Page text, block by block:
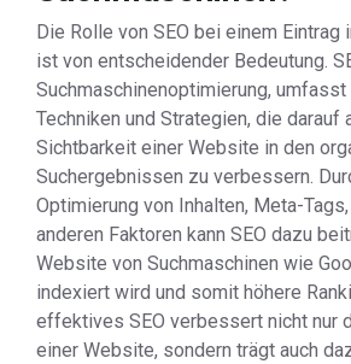
Die Rolle von SEO bei einem Eintrag
ist von entscheidender Bedeutung.
Suchmaschinenoptimierung, umfasst
Techniken und Strategien, die darauf
Sichtbarkeit einer Website in den
Suchergebnissen zu verbessern.
Optimierung von Inhalten, Meta-
anderen Faktoren kann SEO dazu
Website von Suchmaschinen wie
indexiert wird und somit höhere
effektives SEO verbessert nicht nur
einer Website, sondern trägt auch